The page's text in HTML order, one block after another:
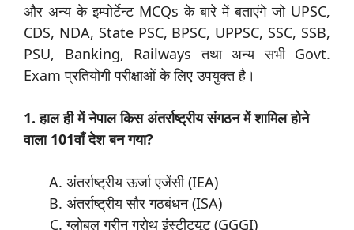
और अन्य के इम्पोर्टेन्ट MCQs के बारे में बताएंगे जो UPSC,
CDS, NDA, State PSC, BPSC, UPPSC, SSC, SSB,
PSU, Banking, Railways तथा अन्य सभी Govt.
Exam प्रतियोगी परीक्षाओं के लिए उपयुक्त है।
1. हाल ही में नेपाल किस अंतर्राष्ट्रीय संगठन में शामिल होने
वाला 101वाँ देश बन गया?
अंतर्राष्ट्रीय ऊर्जा एजेंसी (IEA)
अंतर्राष्ट्रीय सौर गठबंधन (ISA)
ग्लोबल ग्रीन ग्रोथ इंस्टीट्यूट (GGGI)